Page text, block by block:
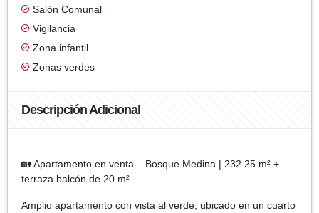
Salón Comunal
Vigilancia
Zona infantil
Zonas verdes
Descripción Adicional
🏡 Apartamento en venta – Bosque Medina | 232.25 m² +
terraza balcón de 20 m²
Amplio apartamento con vista al verde, ubicado en un cuarto